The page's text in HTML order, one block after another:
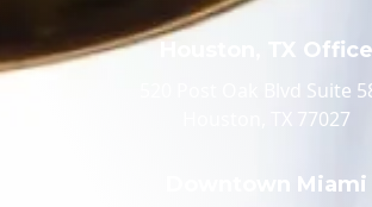
Houston, TX Office
520 Post Oak Blvd Suite
Houston, TX 77027
Downtown Miami